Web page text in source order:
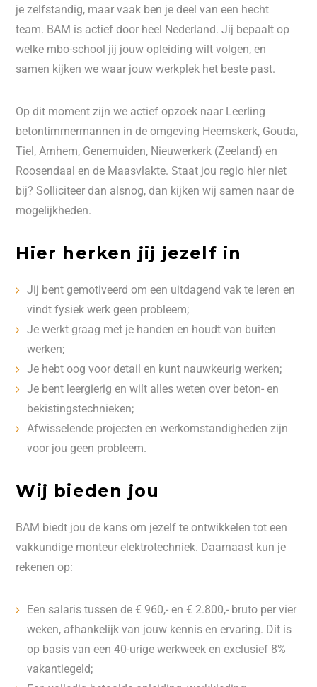
je zelfstandig, maar vaak ben je deel van een hecht
team. BAM is actief door heel Nederland. Jij bepaalt op
welke mbo-school jij jouw opleiding wilt volgen, en
samen kijken we waar jouw werkplek het beste past.
Op dit moment zijn we actief opzoek naar Leerling
betontimmermannen in de omgeving Heemskerk, Gouda,
Tiel, Arnhem, Genemuiden, Nieuwerkerk (Zeeland) en
Roosendaal en de Maasvlakte. Staat jou regio hier niet
bij? Solliciteer dan alsnog, dan kijken wij samen naar de
mogelijkheden.
Hier herken jij jezelf in
Jij bent gemotiveerd om een uitdagend vak te leren en
vindt fysiek werk geen probleem;
Je werkt graag met je handen en houdt van buiten
werken;
Je hebt oog voor detail en kunt nauwkeurig werken;
Je bent leergierig en wilt alles weten over beton- en
bekistingstechnieken;
Afwisselende projecten en werkomstandigheden zijn
voor jou geen probleem.
Wij bieden jou
BAM biedt jou de kans om jezelf te ontwikkelen tot een
vakkundige monteur elektrotechniek. Daarnaast kun je
rekenen op:
Een salaris tussen de € 960,- en € 2.800,- bruto per vier
weken, afhankelijk van jouw kennis en ervaring. Dit is
op basis van een 40-urige werkweek en exclusief 8%
vakantiegeld;